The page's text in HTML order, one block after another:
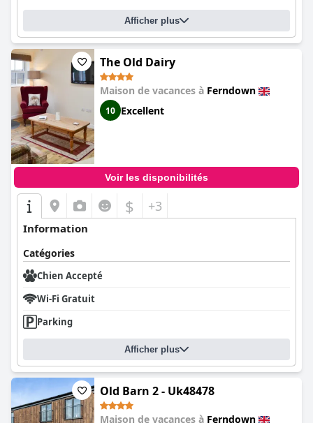
Afficher plus
The Old Dairy
Maison de vacances à Ferndown
10 Excellent
Voir les disponibilités
$ +3
Information
Catégories
Chien Accepté
Wi-Fi Gratuit
Parking
Afficher plus
Old Barn 2 - Uk48478
Maison de vacances à Ferndown